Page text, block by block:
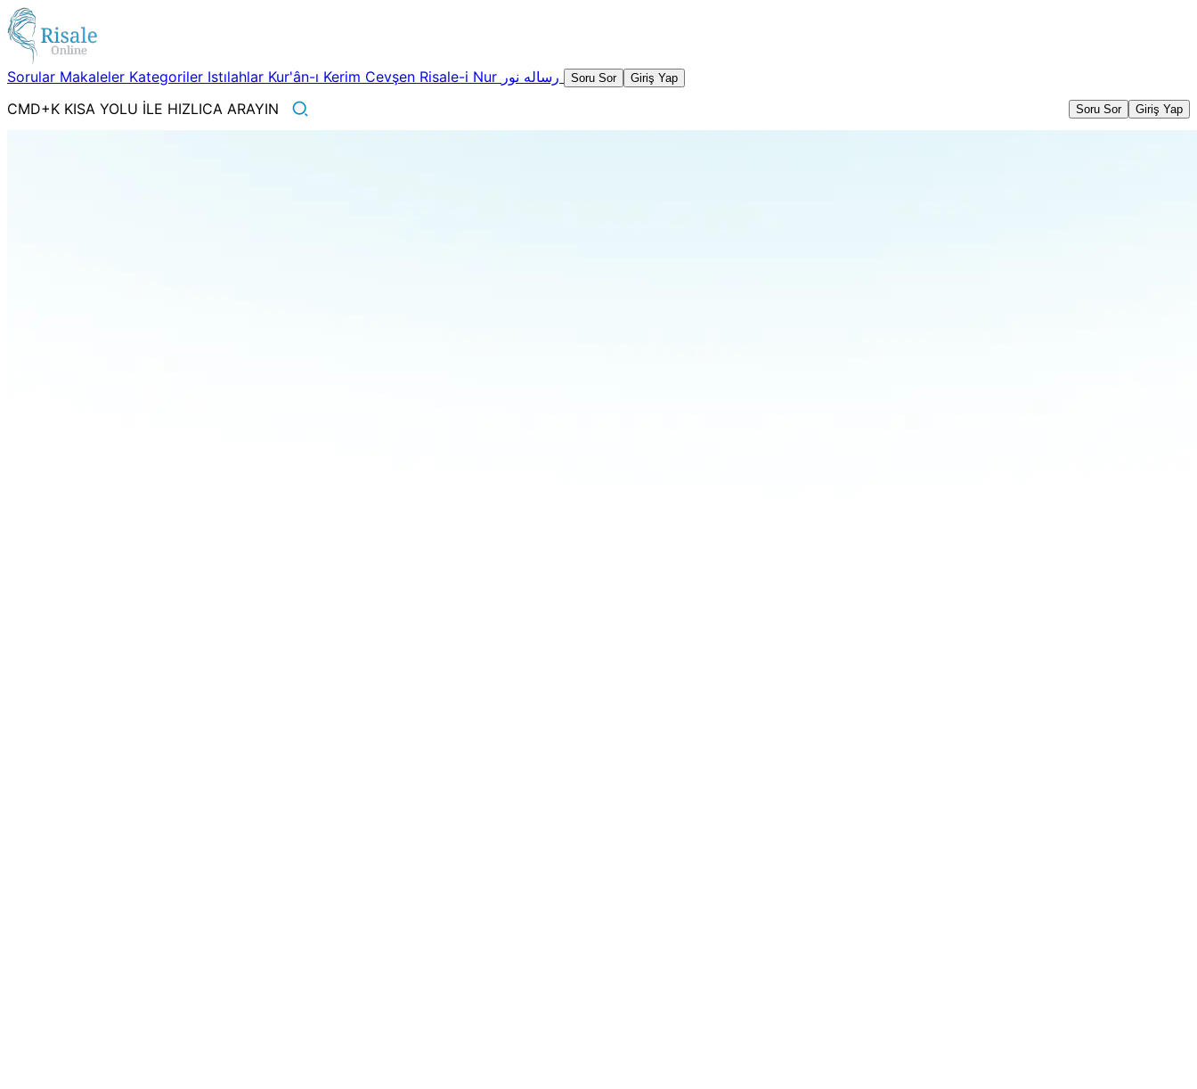
Sorular Makaleler Kategoriler Istılahlar Kur'ân-ı Kerim Cevşen Risale-i Nur Soru Sor Giriş Yap
CMD+K KISA YOLU İLE HIZLICA ARAYIN Soru Sor Giriş Yap